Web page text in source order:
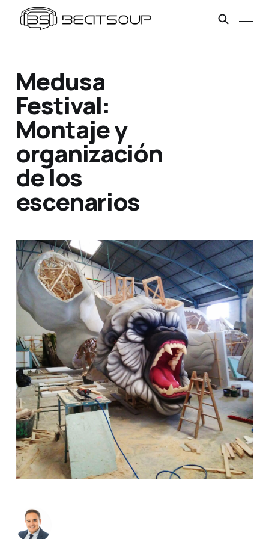
Medusa
Festival:
Montaje y
organización
de los
escenarios